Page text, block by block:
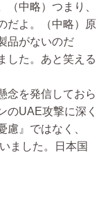
（中略） つまり、
だよ。
（中略）
原
品がないのだ
した。あと笑える
念を発信しておら
のUAE攻撃に深く
』ではなく、
ました。日本国